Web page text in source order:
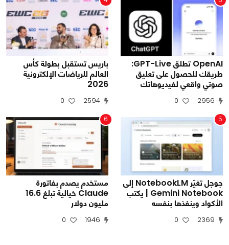
OpenAI تطلق GPT-Live:
طريقك للحصول على تعليق
صوتي واقعي لفيديوهاتك
2956
0
باريس تستقبل بطولة كأس
العالم للرياضات الإلكترونية
2026
2594
0
5
جوجل تغيّر NotebookLM إلى
Gemini Notebook | يكتب
الأكواد وينفذها بنفسه
2369
0
6
مستخدم يصدم بفاتورة
Claude خيالية تبلغ 16.6
مليون دولار
1946
0